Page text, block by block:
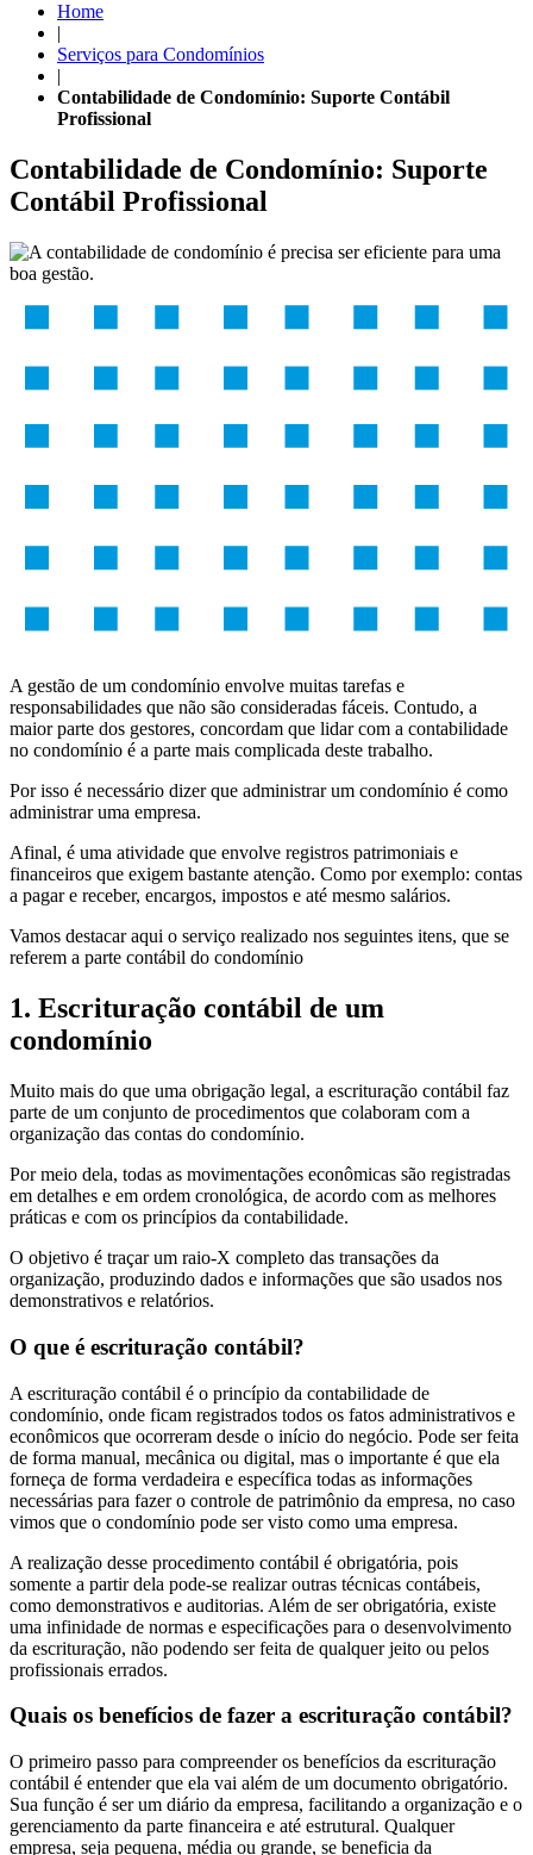
Home
|
Serviços para Condomínios
|
Contabilidade de Condomínio: Suporte Contábil
Profissional
Contabilidade de Condomínio: Suporte
Contábil Profissional
A gestão de um condomínio envolve muitas tarefas e
responsabilidades que não são consideradas fáceis. Contudo, a
maior parte dos gestores, concordam que lidar com a contabilidade
no condomínio é a parte mais complicada deste trabalho.
Por isso é necessário dizer que administrar um condomínio é como
administrar uma empresa.
Afinal, é uma atividade que envolve registros patrimoniais e
financeiros que exigem bastante atenção. Como por exemplo: contas
a pagar e receber, encargos, impostos e até mesmo salários.
Vamos destacar aqui o serviço realizado nos seguintes itens, que se
referem a parte contábil do condomínio
1. Escrituração contábil de um
condomínio
Muito mais do que uma obrigação legal, a escrituração contábil faz
parte de um conjunto de procedimentos que colaboram com a
organização das contas do condomínio.
Por meio dela, todas as movimentações econômicas são registradas
em detalhes e em ordem cronológica, de acordo com as melhores
práticas e com os princípios da contabilidade.
O objetivo é traçar um raio-X completo das transações da
organização, produzindo dados e informações que são usados nos
demonstrativos e relatórios.
O que é escrituração contábil?
A escrituração contábil é o princípio da contabilidade de
condomínio, onde ficam registrados todos os fatos administrativos e
econômicos que ocorreram desde o início do negócio. Pode ser feita
de forma manual, mecânica ou digital, mas o importante é que ela
forneça de forma verdadeira e específica todas as informações
necessárias para fazer o controle de patrimônio da empresa, no caso
vimos que o condomínio pode ser visto como uma empresa.
A realização desse procedimento contábil é obrigatória, pois
somente a partir dela pode-se realizar outras técnicas contábeis,
como demonstrativos e auditorias. Além de ser obrigatória, existe
uma infinidade de normas e especificações para o desenvolvimento
da escrituração, não podendo ser feita de qualquer jeito ou pelos
profissionais errados.
Quais os benefícios de fazer a escrituração contábil?
O primeiro passo para compreender os benefícios da escrituração
contábil é entender que ela vai além de um documento obrigatório.
Sua função é ser um diário da empresa, facilitando a organização e o
gerenciamento da parte financeira e até estrutural. Qualquer
empresa, seja pequena, média ou grande, se beneficia da